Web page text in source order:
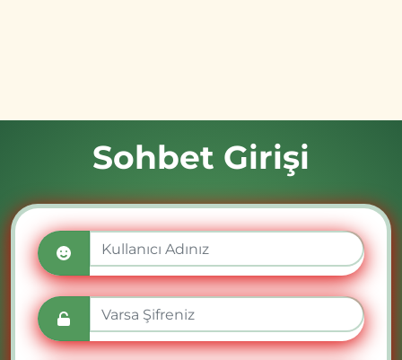
Sohbet Girişi